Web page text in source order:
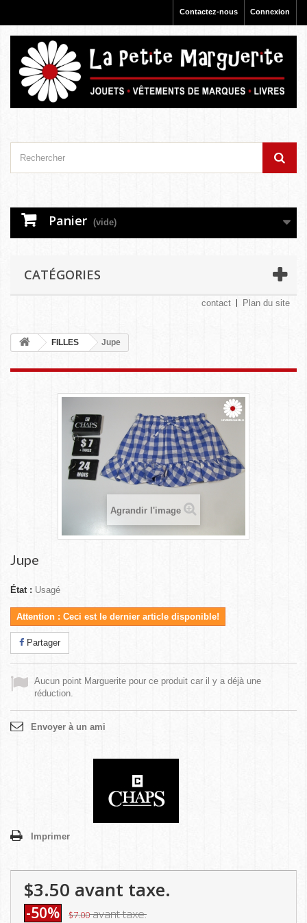
Connexion
Contactez-nous
Panier (vide)
CATÉGORIES
contact Plan du site
FILLES Jupe
Agrandir l'image
Jupe
État : Usagé
Attention : Ceci est le dernier article disponible!
Partager
Aucun point Marguerite pour ce produit car il y a déjà une
réduction.
Envoyer à un ami
Imprimer
$3.50 avant taxe.
-50% $7.00avant taxe.